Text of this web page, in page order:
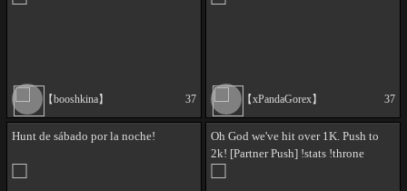
【booshkina】 37 【xPandaGorex】 37
Hunt de sábado por la noche!
Oh God we've hit over 1K. Push to
2k! [Partner Push] !stats !throne